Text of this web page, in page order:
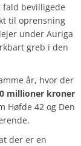
fald bevilligede
til oprensning
under Auriga
greb i den
år, hvor der
millioner kroner
Høfde 42 og Den
der er en